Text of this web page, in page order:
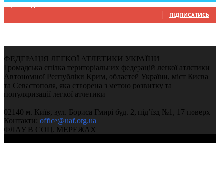
9,370 Підписників
ПІДПИСАТИСЬ
ФЕДЕРАЦІЯ ЛЕГКОЇ АТЛЕТИКИ УКРАЇНИ
Громадська спілка територіальних федерацій легкої атлетики
Автономної Республіки Крим, областей України, міст Києва
та Севастополя, яка створена з метою розвитку та
популяризації легкої атлетики
02140 м. Київ, вул. Бориса Гмирі буд. 2, під’їзд №1, 17 поверх
Контакти: office@uaf.org.ua
ФЛАУ В СОЦ. МЕРЕЖАХ